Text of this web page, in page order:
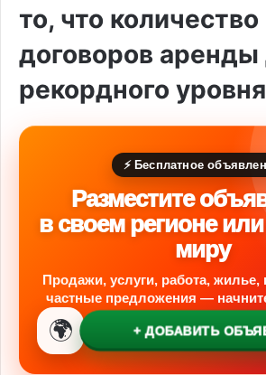
то, что
договоров аренды
рекордного уровня
⚡ Бесплатное
Разместите
в своем регионе
миру
Продажи, услуги, работа, жилье,
частные предложения —
🌍 + ДОБАВИТЬ